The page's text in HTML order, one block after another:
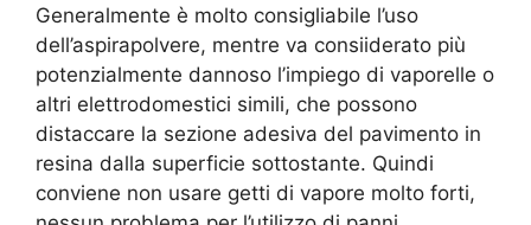
Generalmente è molto consigliabile l’uso
dell’aspirapolvere, mentre va consiiderato più
potenzialmente dannoso l’impiego di vaporelle o
altri elettrodomestici simili, che possono
distaccare la sezione adesiva del pavimento in
resina dalla superficie sottostante. Quindi
conviene non usare getti di vapore molto forti,